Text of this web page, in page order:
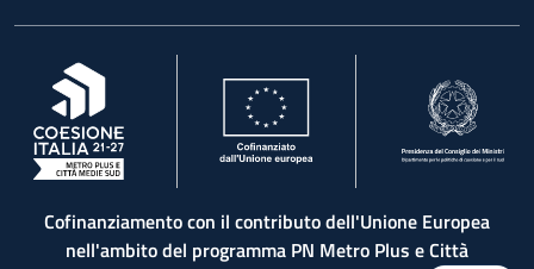
, apre in una nuova scheda
Cofinanziamento con il contributo dell'Unione Europea
nell'ambito del programma PN Metro Plus e Città